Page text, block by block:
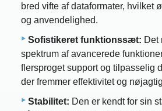
bred vifte af dataformater, hvilket
og anvendelighed.
Sofistikeret funktionssæt: Det
spektrum af avancerede
flersproget support og tilpasselig
der fremmer effektivitet og
Stabilitet: Den er kendt for sin